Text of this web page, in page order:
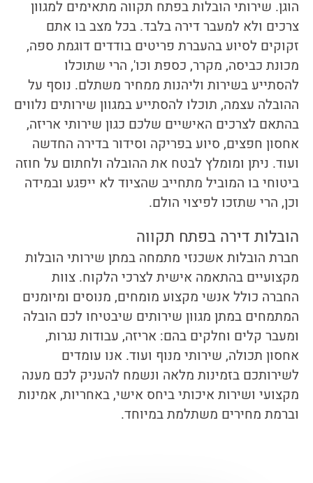
הוגן. שירותי הובלות בפתח תקווה מתאימים למגוון
צרכים ולא למעבר דירה בלבד. בכל מצב בו אתם
זקוקים לסיוע בהעברת פריטים בודדים דוגמת ספה,
מכונת כביסה, מקרר, כספת וכו', הרי שתוכלו
להסתייע בשירות וליהנות ממחיר משתלם. נוסף על
ההובלה עצמה, תוכלו להסתייע במגוון שירותים נלווים
בהתאם לצרכים האישיים שלכם כגון שירותי אריזה,
אחסון חפצים, סיוע בפריקה וסידור בדירה החדשה
ועוד. ניתן ומומלץ לבטח את ההובלה ולחתום על חוזה
ביטוחי בו המוביל מתחייב שהציוד לא ייפגע ובמידה
וכן, הרי שתזכו לפיצוי הולם.
הובלות דירה בפתח תקווה
חברת הובלות אשכנזי מתמחה במתן שירותי הובלות
מקצועיים בהתאמה אישית לצרכי הלקוח. צוות
החברה כולל אנשי מקצוע מומחים, מנוסים ומיומנים
המתמחים במתן מגוון שירותים שיבטיחו לכם הובלה
ומעבר קלים וחלקים בהם: אריזה, עבודות נגרות,
אחסון תכולה, שירותי מנוף ועוד. אנו עומדים
לשירותכם בזמינות מלאה ונשמח להעניק לכם מענה
מקצועי ושירות איכותי ביחס אישי, באחריות, אמינות
וברמת מחירים משתלמת במיוחד.